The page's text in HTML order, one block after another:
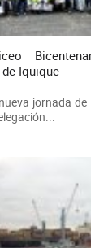
Iquique
jornada